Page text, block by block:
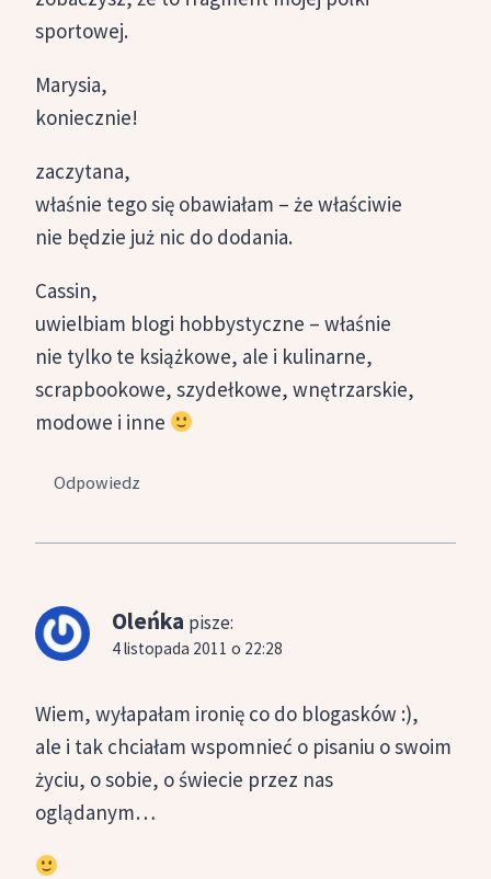
sportowej.
Marysia,
koniecznie!
zaczytana,
właśnie tego się obawiałam – że właściwie
nie będzie już nic do dodania.
Cassin,
uwielbiam blogi hobbystyczne – właśnie
nie tylko te książkowe, ale i kulinarne,
scrapbookowe, szydełkowe, wnętrzarskie,
modowe i inne
Odpowiedz
Oleńka pisze:
4 listopada 2011 o 22:28
Wiem, wyłapałam ironię co do blogasków :),
ale i tak chciałam wspomnieć o pisaniu o swoim
życiu, o sobie, o świecie przez nas
oglądanym…